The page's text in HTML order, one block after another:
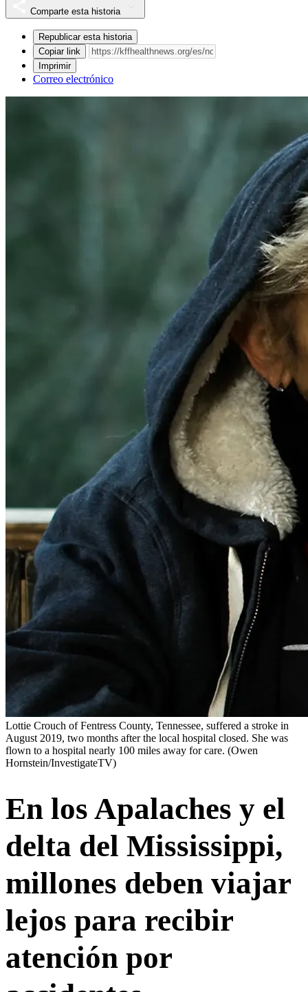
Comparte esta historia
Republicar esta historia
Copiar link
Imprimir
Correo electrónico
Lottie Crouch of Fentress County, Tennessee, suffered a stroke in
August 2019, two months after the local hospital closed. She was
flown to a hospital nearly 100 miles away for care. (Owen
Hornstein/InvestigateTV)
En los Apalaches y el
delta del Mississippi,
millones deben viajar
lejos para recibir
atención por